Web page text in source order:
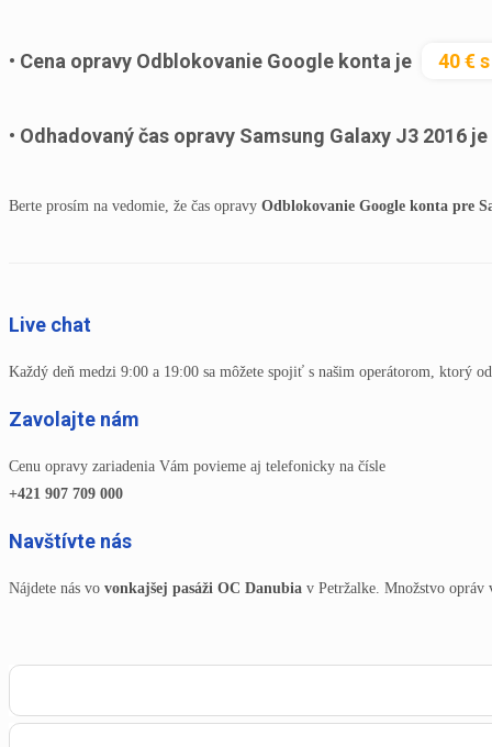
Cena opravy Odblokovanie Google konta je 40 €
Odhadovaný čas opravy Samsung Galaxy J3 2016 je
Berte prosím na vedomie, že čas opravy Odblokovanie Google konta pre
Live chat
Každý deň medzi 9:00 a 19:00 sa môžete spojiť s našim operátorom, ktorý
Zavolajte nám
Cenu opravy zariadenia Vám povieme aj telefonicky na čísle
+421 907 709 000
Navštívte nás
Nájdete nás vo vonkajšej pasáži OC Danubia v Petržalke. Množstvo opráv